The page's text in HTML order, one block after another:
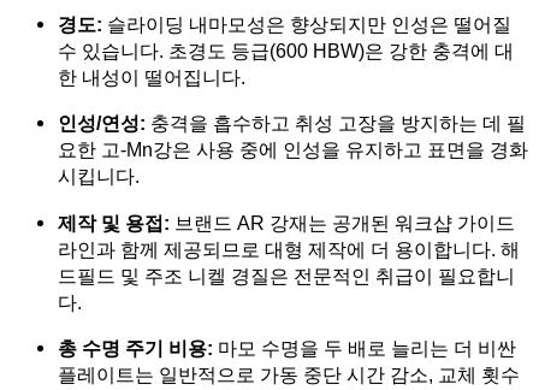
경도: 슬라이딩 내마모성은 향상되지만 인성은 떨어질
수 있습니다. 초경도 등급(600 HBW)은 강한 충격에 대
한 내성이 떨어집니다.
인성/연성: 충격을 흡수하고 취성 고장을 방지하는 데 필
요한 고-Mn강은 사용 중에 인성을 유지하고 표면을 경화
시킵니다.
제작 및 용접: 브랜드 AR 강재는 공개된 워크샵 가이드
라인과 함께 제공되므로 대형 제작에 더 용이합니다. 해
드필드 및 주조 니켈 경질은 전문적인 취급이 필요합니
다.
총 수명 주기 비용: 마모 수명을 두 배로 늘리는 더 비싼
플레이트는 일반적으로 가동 중단 시간 감소, 교체 횟수